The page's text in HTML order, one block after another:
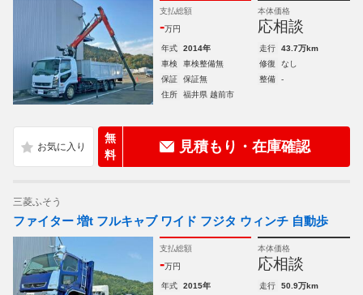
支払総額
-万円
本体価格
応相談
年式 2014年 走行
43.7万km
車検
車検整備無 修復
なし
保証
保証無 整備
-
住所
福井県 越前市
無
料
見積もり・在庫確認
三菱ふそう
ファイター 増t フルキャブ ワイド フジタ ウィンチ 自動歩
支払総額
-万円
本体価格
応相談
年式 2015年 走行
50.9万km